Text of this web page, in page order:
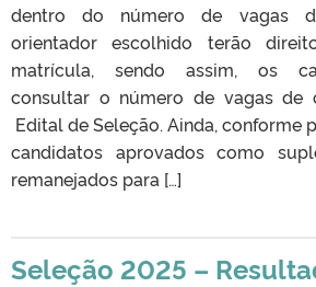
dentro do número de vagas
orientador escolhido terão
matrícula, sendo assim, os
consultar o número de vagas de
Edital de Seleção. Ainda, conforme
candidatos aprovados como
remanejados para […]
Seleção 2025 –